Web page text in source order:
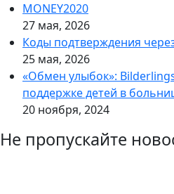
MONEY2020
27 мая, 2026
Коды подтверждения
25 мая, 2026
«Обмен улыбок»:
поддержке детей в
20 ноября, 2024
Не пропускайте